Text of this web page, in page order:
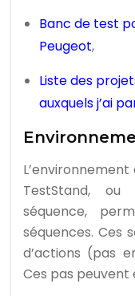
Banc de test
Peugeot,
Liste des
auxquels j’ai
TestStand,
séquence,
séquences. Ces
d’actions (pas
Ces pas peuvent